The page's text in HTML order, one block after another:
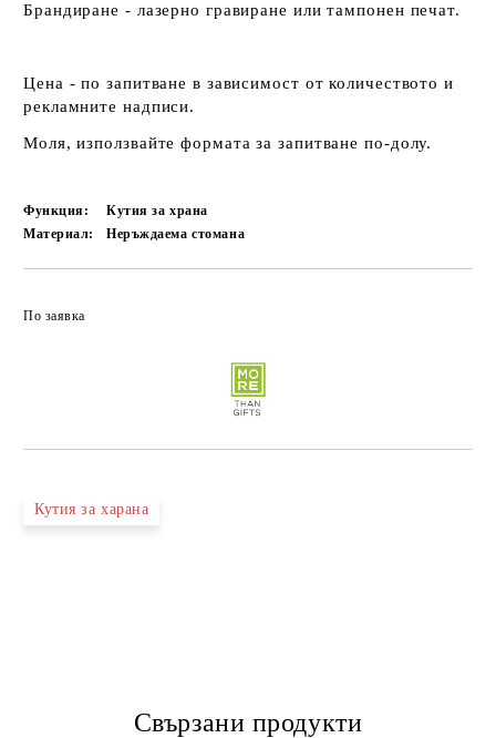
Брандиране - лазерно гравиране или тампонен печат.
Цена - по запитване в зависимост от количеството и
рекламните надписи.
Моля, използвайте формата за запитване по-долу.
Функция:
Кутия за храна
Материал:
Неръждаема стомана
По заявка
Кутия за харана
Свързани продукти